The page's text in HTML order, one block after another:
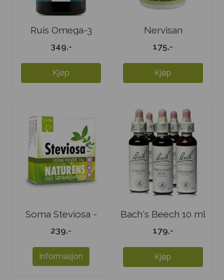
Ruis Omega-3
Selolje Extra ...
349,-
Kjøp
Nervisan
175,-
Kjøp
Soma Steviosa -
Boks 25 gr - ...
239,-
Informasjon
Bach's Beech 10 ml
179,-
Kjøp